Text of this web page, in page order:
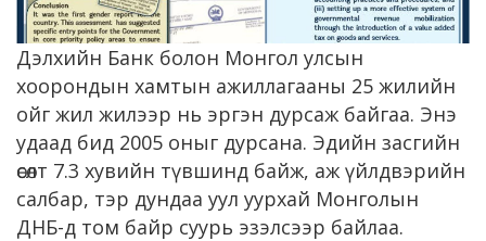
Дэлхийн Банк болон Монгол улсын
хоорондын хамтын ажиллагааны 25 жилийн
ойг жил жилээр нь эргэн дурсаж байгаа. Энэ
удаад бид 2005 оныг дурсана. Эдийн засгийн
өсөлт 7.3 хувийн түвшинд байж, аж үйлдвэрийн
салбар, тэр дундаа уул уурхай Монголын
ДНБ-д том байр суурь эзэлсээр байлаа.